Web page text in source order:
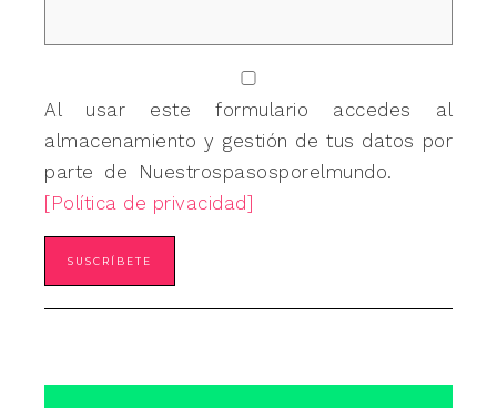
Al usar este formulario accedes al
almacenamiento y gestión de tus datos por
parte de Nuestrospasosporelmundo.
[Política de privacidad]